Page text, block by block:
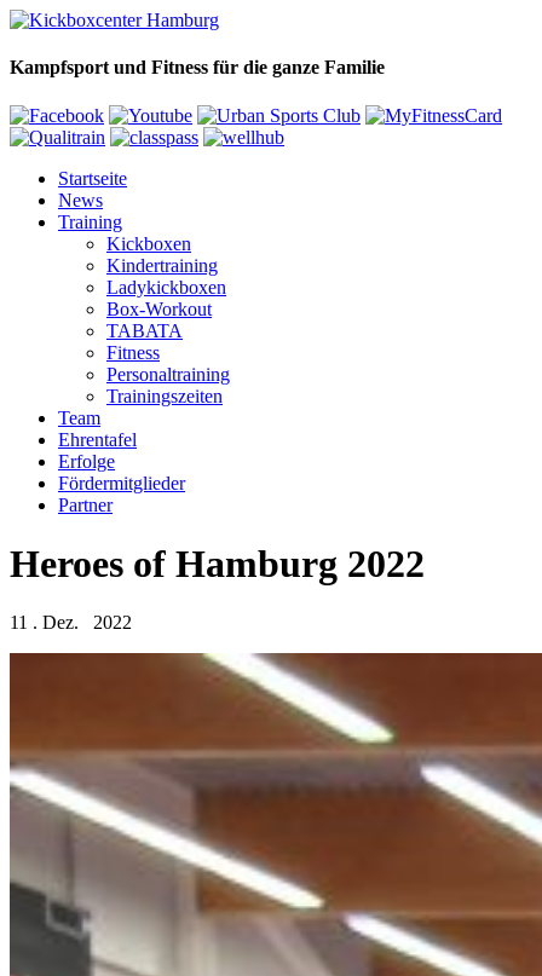
Kampfsport und Fitness für die ganze Familie
Startseite
News
Training
Kickboxen
Kindertraining
Ladykickboxen
Box-Workout
TABATA
Fitness
Personaltraining
Trainingszeiten
Team
Ehrentafel
Erfolge
Fördermitglieder
Partner
Heroes of Hamburg 2022
11 . Dez. 2022